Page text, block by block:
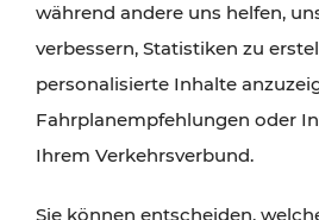
Angeboten des VOR gut und
während andere uns helfen,
verbessern, Statistiken zu
personalisierte Inhalte
Fahrplanempfehlungen oder
Ihrem Verkehrsverbund.
Sie können entscheiden,